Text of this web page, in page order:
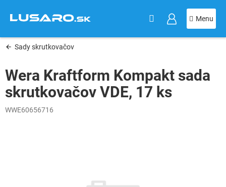
obsah
Sady skrutkovačov
Wera Kraftform Kompakt sada
skrutkovačov VDE, 17 ks
WWE60656716